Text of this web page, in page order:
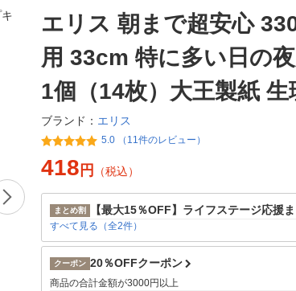
エリス 朝まで超安心
用 33cm 特に多い日の
1個（14枚）大王製紙 生
ブランド： エリス
5.0 （11件のレビュー）
418 円 （税込）
まとめ割 【最大15％OFF】ライフステージ応援
すべて見る（全2件）
クーポン 20％OFFクーポン
商品の合計金額が3000円以上